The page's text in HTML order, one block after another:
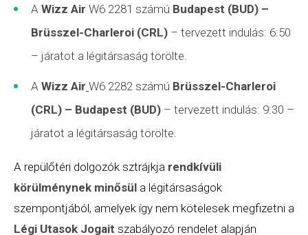
A Wizz Air W6 2281 számú Budapest (BUD) –
Brüsszel-Charleroi (CRL) – tervezett indulás: 6:50
– járatot a légitársaság törölte.
A Wizz Air W6 2282 számú Brüsszel-Charleroi
(CRL) – Budapest (BUD) – tervezett indulás: 9:30 –
járatot a légitársaság törölte.
A repülőtéri dolgozók sztrájkja rendkívüli
körülménynek minősül a légitársaságok
szempontjából, amelyek így nem kötelesek megfizetni a
Légi Utasok Jogait szabályozó rendelet alapján